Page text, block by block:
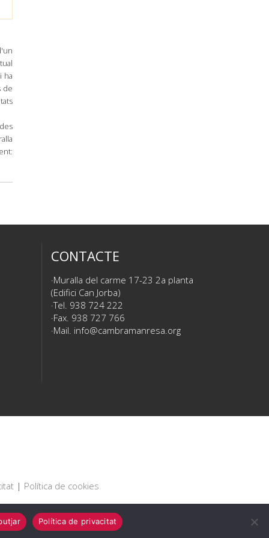
ha
de
CONTACTE
Muralla del carme 17-23 2a planta
(Edifici Can Jorba)
Tel. 938 724 222
Fax. 938 727 766
Mail. info@cambramanresa.org
| Política de cookies
Política de privacitat